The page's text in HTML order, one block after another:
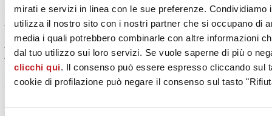
mirati e servizi in linea con le sue preferenze.
utilizza il nostro sito con i nostri partner che si occupano di
media i quali potrebbero combinarle con altre informazioni
dal tuo utilizzo sui loro servizi. Se vuole saperne di più o
clicchi qui. Il consenso può essere espresso cliccando sul
cookie di profilazione può negare il consenso sul tasto
Laminam Spa e Roma Tile Japan. Nel periodo Reiwa si terranno
prossimamente eventi e progetti internazionali, come ad esempio: i
Giochi olimpici di Tokyo 2020, l’Osaka-Kansai Expo 2025 e il
progetto di resort integrato a Osaka. Credo che questi eventi
possano essere l’occasione per stimolare lo sviluppo commerciale
dei prodotti Laminam. Congratulazioni per la costituzione di
Laminam Japan e per la bella partnership”
Shigeru MatsushitaPresidente di Roma Tile Co. Ltd.
News dalle aziende >